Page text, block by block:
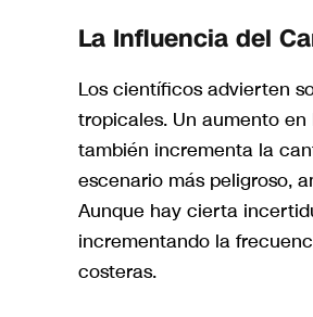
La Influencia del
Los científicos advierten
tropicales. Un aumento
también incrementa la
escenario más peligroso,
Aunque hay cierta
incrementando la
costeras.